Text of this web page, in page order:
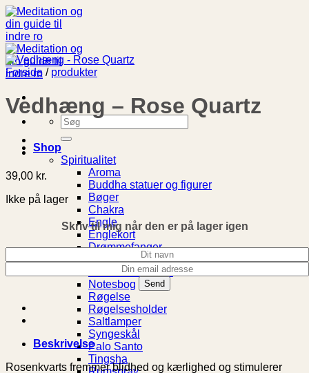
Fortsæt
til
indhold
Søg
efter:
Shop
Spiritualitet
Aroma
Buddha statuer og figurer
Bøger
Chakra
Engle
Englekort
Drømmefanger
Livets Træ
Meditationspuder
Notesbog
Røgelse
Røgelsesholder
Saltlamper
Syngeskål
Palo Santo
Tingsha
Forside / produkter
Vedhæng – Rose Quartz
39,00 kr.
Ikke på lager
Skriv til mig når den er på lager igen
Beskrivelse
Rosenkvarts fremmer blidhed og kærlighed og stimulerer